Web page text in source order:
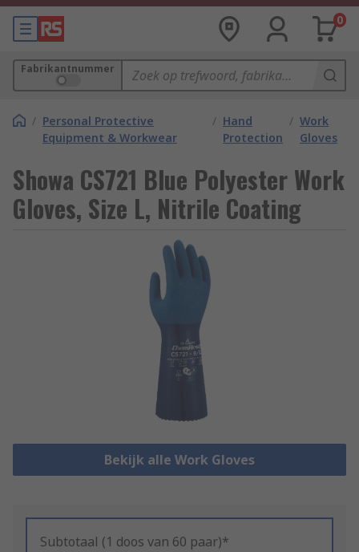
0
Fabrikantnummer
/ Personal Protective
Equipment & Workwear
/ Hand
Protection
/ Work
Gloves
Showa CS721 Blue Polyester Work
Gloves, Size L, Nitrile Coating
Bekijk alle Work Gloves
Subtotaal (1 doos van 60 paar)*